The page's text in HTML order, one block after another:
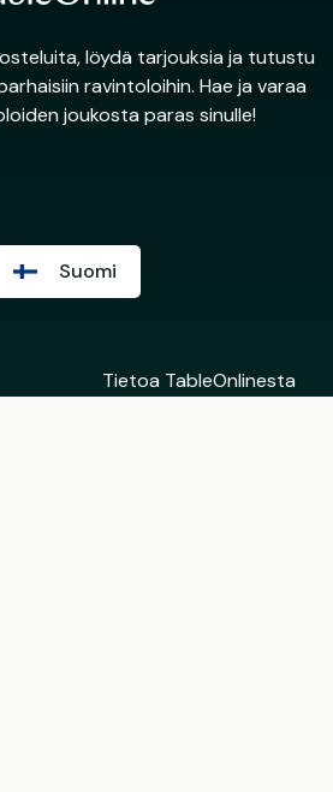
löydä tarjouksia ja tutustu
ravintoloihin. Hae ja varaa
joukosta paras sinulle!
Suomi
Tietoa TableOnlinesta